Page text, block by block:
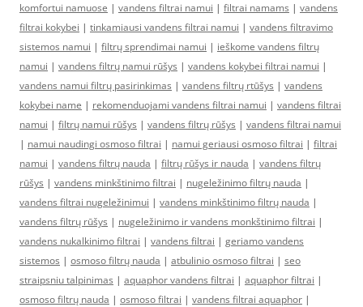
komfortui namuose | vandens filtrai namui | filtrai namams | vandens
filtrai kokybei | tinkamiausi vandens filtrai namui | vandens filtravimo
sistemos namui | filtrų sprendimai namui | ieškome vandens filtrų
namui | vandens filtrų namui rūšys | vandens kokybei filtrai namui |
vandens namui filtrų pasirinkimas | vandens filtrų rtūšys | vandens
kokybei name | rekomenduojami vandens filtrai namui | vandens filtrai
namui | filtrų namui rūšys | vandens filtrų rūšys | vandens filtrai namui
| namui naudingi osmoso filtrai | namui geriausi osmoso filtrai | filtrai
namui | vandens filtrų nauda | filtrų rūšys ir nauda | vandens filtrų
rūšys | vandens minkštinimo filtrai | nugeležinimo filtrų nauda |
vandens filtrai nugeležinimui | vandens minkštinimo filtrų nauda |
vandens filtrų rūšys | nugeležinimo ir vandens monkštinimo filtrai |
vandens nukalkinimo filtrai | vandens filtrai | geriamo vandens
sistemos | osmoso filtrų nauda | atbulinio osmoso filtrai | seo
straipsniu talpinimas | aquaphor vandens filtrai | aquaphor filtrai |
osmoso filtrų nauda | osmoso filtrai | vandens filtrai aquaphor |